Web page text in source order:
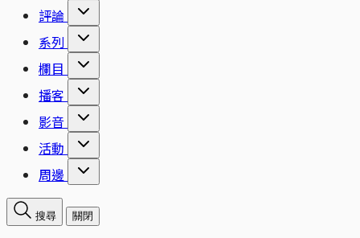
評論
系列
欄目
播客
影音
活動
周邊
搜尋 關閉